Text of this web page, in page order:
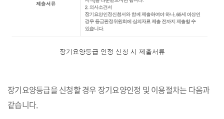
장기요양등급 인정 신청 시 제출서류
장기요양등급을 신청할 경우 장기요양인정 및 이용절차는 다음과
같습니다.